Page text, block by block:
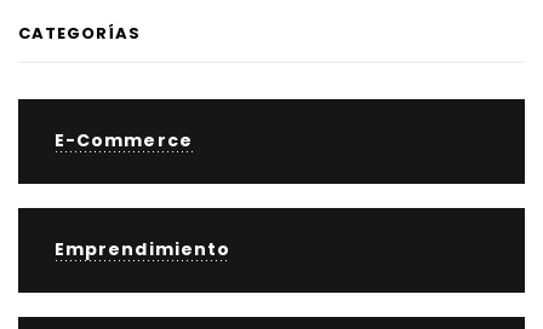
CATEGORÍAS
E-Commerce
Emprendimiento